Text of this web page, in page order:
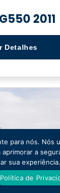
2011
Detalhes
para nós. Nós
a
sua experiência.
Política de